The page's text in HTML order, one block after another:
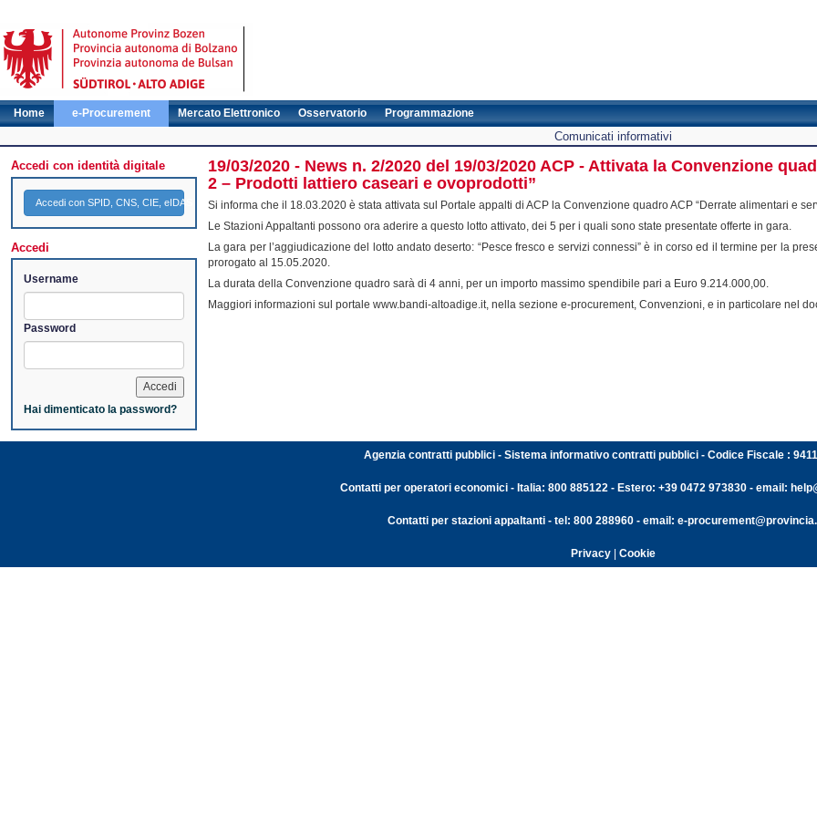
Home e-Procurement Mercato Elettronico Osservatorio Programmazione
Comunicati informativi
Accedi con identità digitale
Accedi con SPID, CNS, CIE, eIDAS
Accedi
Username
Password
Hai dimenticato la password?
19/03/2020 - News n. 2/2020 del 19/03/2020 ACP - Attivata la Convenzione
2 – Prodotti lattiero caseari e ovoprodotti”
Si informa che il 18.03.2020 è stata attivata sul Portale appalti di ACP la Convenzione quadro ACP “Derrate alimentari e
Le Stazioni Appaltanti possono ora aderire a questo lotto attivato, dei 5 per i quali sono state presentate offerte in gara.
La gara per l’aggiudicazione del lotto andato deserto: “Pesce fresco e servizi connessi” è in corso ed il termine per la
prorogato al 15.05.2020.
La durata della Convenzione quadro sarà di 4 anni, per un importo massimo spendibile pari a Euro 9.214.000,00.
Maggiori informazioni sul portale www.bandi-altoadige.it, nella sezione e-procurement, Convenzioni, e in particolare nel
Agenzia contratti pubblici - Sistema informativo contratti pubblici - Codice Fiscale :
Contatti per operatori economici - Italia: 800 885122 - Estero: +39 0472 973830 - email:
Contatti per stazioni appaltanti - tel: 800 288960 - email: e-
Privacy| Cookie